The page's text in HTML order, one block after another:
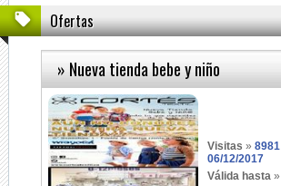
Ofertas
» Nueva tienda bebe y niño
Visitas » 8981
06/12/2017
Válida hasta »